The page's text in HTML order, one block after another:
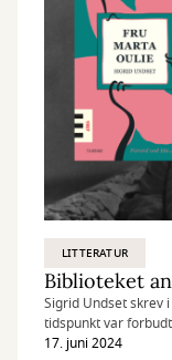
LITTERATUR
Sigrid Undset skrev
tidspunkt var
bagen, er den
17. juni 2024